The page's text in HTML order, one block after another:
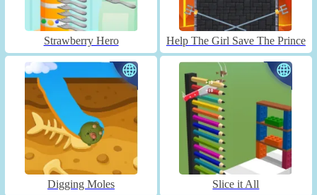
Strawberry Hero Help The Girl Save The Prince
Digging Moles Slice it All